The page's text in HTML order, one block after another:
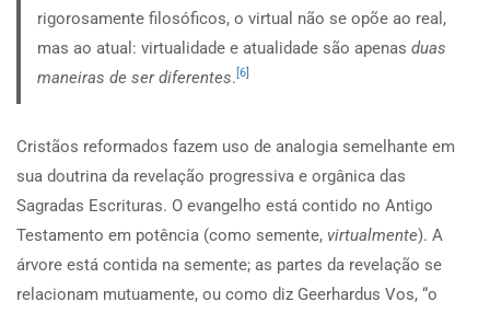
rigorosamente filosóficos, o virtual não se opõe ao real,
mas ao atual: virtualidade e atualidade são apenas duas
maneiras de ser diferentes. [6]
Cristãos reformados fazem uso de analogia semelhante em
sua doutrina da revelação progressiva e orgânica das
Sagradas Escrituras. O evangelho está contido no Antigo
Testamento em potência (como semente, virtualmente). A
árvore está contida na semente; as partes da revelação se
relacionam mutuamente, ou como diz Geerhardus Vos, “o